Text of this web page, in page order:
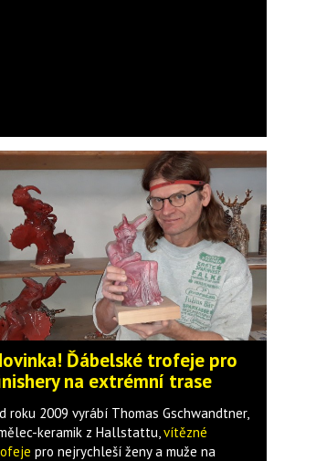
Ďábelské trofeje pro
na extrémní trase
roku 2009 vyrábí Thomas Gschwandtner,
keramik z Hallstattu,vítězné
pro nejrychleší ženy a muže na